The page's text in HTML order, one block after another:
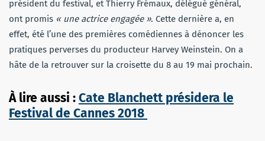
président du festival, et Thierry Frémaux, délégué général,
ont promis « une actrice engagée ». Cette dernière a, en
effet, été l’une des premières comédiennes à dénoncer les
pratiques perverses du producteur Harvey Weinstein. On a
hâte de la retrouver sur la croisette du 8 au 19 mai prochain.
À lire aussi :Cate Blanchett présidera le
Festival de Cannes 2018